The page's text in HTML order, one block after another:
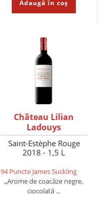
Adaugă în coș
Château Lilian
Ladouys
Saint-Estèphe Rouge
2018 - 1,5 L
94 Puncte James Suckling
„Arome de coacăze negre,
ciocolată ...